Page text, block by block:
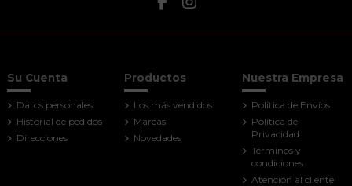
Su Cuenta
Datos personales
Historial de pedidos
Direcciones
Productos
Los más vendidos
Marcas
Novedades
Nuestra Empresa
Política de Envíos
Política de
Privacidad
Términos y
condiciones
Atención al cliente